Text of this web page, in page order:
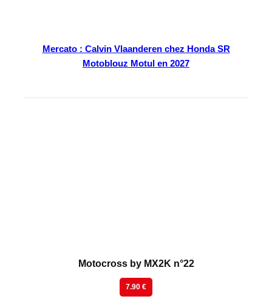
Mercato : Calvin Vlaanderen chez Honda SR
Motoblouz Motul en 2027
Motocross by MX2K n°22
7.90 €